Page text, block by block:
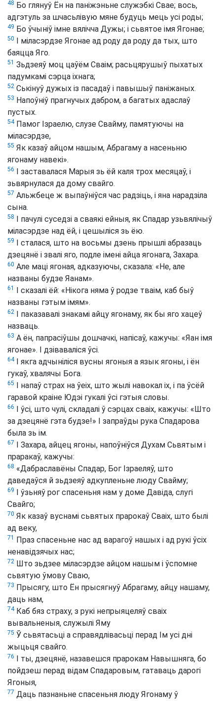
48 Бо глянуў Ён на паніжэньне служэбкі Свае; вось,
адгэтуль за шчасьлівую мяне будуць мець усі роды;
49 Бо ўчыніў імне вялічча Дужы; і сьвятое імя Ягонае;
50
І міласэрдзе Ягонае ад роду да роду да тых, што
баяцца Яго.
51 Зьдзеяў моц цаўём Сваім; расьцярушыў пыхатых
падумкамі сэрца іхнага;
52 Ськінуў дужых із пасадаў і павышыў паніжаных.
53 Напоўніў прагнучых дабром, а багатых адаслаў
пустых.
54Памог Ізраелю, слузе Свайму, памятуючы на
міласэрдзе,
55 Як казаў айцом нашым, Абрагаму а насеньню
ягонаму навекі».
56
І заставалася Марыя зь ёй каля трох месяцаў, і
зьвярнулася да дому свайго.
57 Альжбеце ж выпаўніўся час радзіць, і яна нарадзіла
сына.
58
І пачулі суседзі а сваякі ейныя, як Спадар узьвялічыў
міласэрдзе над ёй, і цешыліся зь ёю.
59
І сталася, што на восьмы дзень прышлі абразаць
дзецянё і звалі яго, подле імені айца ягонага, Захара.
60 Але маці ягоная, адказуючы, сказала: «Не, але
названы будзе Яанам».
61
І сказалі ёй: «Нікога няма ў родзе тваім, каб быў
названы гэтым імям».
62
І паказавалі знакамі айцу ягонаму, як бы яго хацеў
назваць.
63 А ён, папрасіўшы дошчачкі, напісаў, кажучы: «Яан імя
ягонае». І дзіваваліся ўсі.
64І якга адчыніліся вусны ягоныя а язык ягоны, і ён
гукаў, хвалячы Бога.
65
І напаў страх на ўеіх, што жылі навокал іх, і па ўсёй
гаравой краіне Юдэі гукалі ўсі гэтыя словы.
66
І ўсі, што чулі, складалі ў сэрцах сваіх, кажучы: «Што
за дзецянё гэта будзе!» І запраўды рука Спадарова
была зь ім.
67
І Захара, айцец ягоны, напоўніўся Духам Сьвятым і
праракаў, кажучы:
68 «Дабраславёны Спадар, Бог Ізраеляў, што
даведаўся й зьдзеяў адкупленьне люду Свайму;
69
І ўзьняў рог спасеньня нам у доме Давіда, слугі
Свайго;
70 Як казаў вуснамі сьвятых прарокаў Сваіх, што былі
ад веку,
71
Праз спасеньне нас ад варагоў нашых і ад рукі ўсіх
ненавідзячых нас;
72 Што зьдзее міласэрдзе айцом нашым і ўспомне
сьвятую ўмову Сваю,
73 Прысягу, што Ён прысягнуў Абрагаму, айцу нашаму,
даць нам,
74Каб бяз страху, з рукі непрыяцеляў сваіх
вывальненыя, служылі Яму
75 Ў сьвятасьці а справядлівасьці перад Ім усі дні
жыцьця свайго.
76
І ты, дзецянё, назавешся прарокам Навышняга, бо
пойдзеш перад відам Спадаровым, гатаваць дарогі
Ягоныя,
77 Даць пазнаньне спасеньня люду Ягонаму ў